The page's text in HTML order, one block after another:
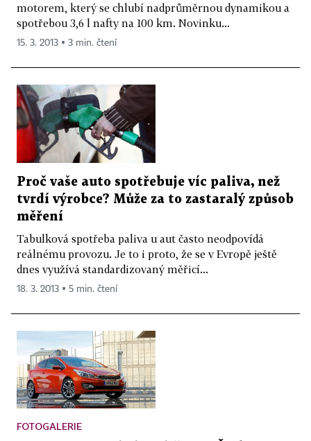
motorem, který se chlubí nadprůměrnou dynamikou a
spotřebou 3,6 l nafty na 100 km. Novinku...
15. 3. 2013 ▪ 3 min. čtení
Proč vaše auto spotřebuje víc paliva, než
tvrdí výrobce? Může za to zastaralý způsob
měření
Tabulková spotřeba paliva u aut často neodpovídá
reálnému provozu. Je to i proto, že se v Evropě ještě
dnes využívá standardizovaný měřicí...
18. 3. 2013 ▪ 5 min. čtení
FOTOGALERIE